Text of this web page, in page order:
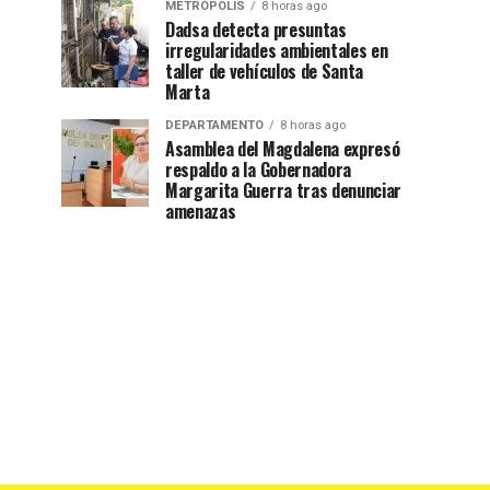
METRÓPOLIS 8 horas ago
Dadsa detecta presuntas
irregularidades ambientales en
taller de vehículos de Santa
Marta
DEPARTAMENTO 8 horas ago
Asamblea del Magdalena expresó
respaldo a la Gobernadora
Margarita Guerra tras denunciar
amenazas